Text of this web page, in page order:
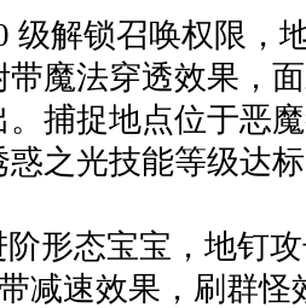
级解锁召唤权限，
魔法穿透效果，
捕捉地点位于恶
之光技能等级达
形态宝宝，地钉
减速效果，刷群怪